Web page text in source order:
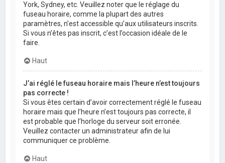
York, Sydney, etc. Veuillez noter que le réglage du
fuseau horaire, comme la plupart des autres
paramètres, n’est accessible qu’aux utilisateurs inscrits.
Si vous n’êtes pas inscrit, c’est l’occasion idéale de le
faire.
Haut
J’ai réglé le fuseau horaire mais l’heure n’est toujours
pas correcte !
Si vous êtes certain d’avoir correctement réglé le fuseau
horaire mais que l’heure n’est toujours pas correcte, il
est probable que l’horloge du serveur soit erronée.
Veuillez contacter un administrateur afin de lui
communiquer ce problème.
Haut